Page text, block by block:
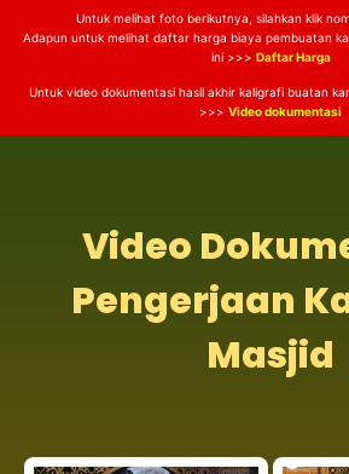
Untuk melihat foto berikutnya, silahkan klik
Adapun untuk melihat daftar harga biaya pembuatan
ini >>> Daftar Harga
Untuk video dokumentasi hasil akhir kaligrafi buatan
>>> Video dokumentasi
Video
Pengerjaan
Masjid